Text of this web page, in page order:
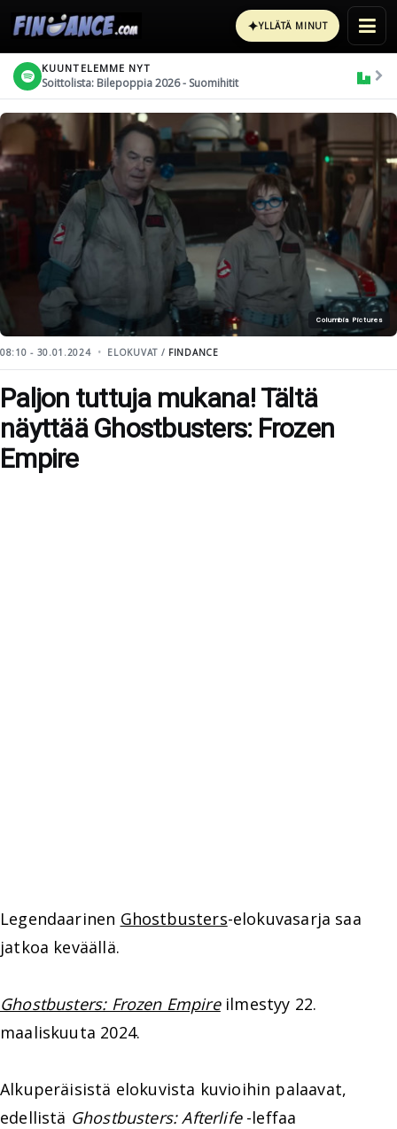
✦YLLÄTÄ MINUT
KUUNTELEMME NYT
Soittolista: Bilepoppia 2026 - Suomihitit
Columbia Pictures
08:10 - 30.01.2024 ELOKUVAT / FINDANCE
Paljon tuttuja mukana! Tältä
näyttää Ghostbusters: Frozen
Empire
Legendaarinen Ghostbusters-elokuvasarja saa
jatkoa keväällä.
Ghostbusters: Frozen Empireilmestyy 22.
maaliskuuta 2024.
Alkuperäisistä elokuvista kuvioihin palaavat,
edellistä Ghostbusters: Afterlife-leffaa